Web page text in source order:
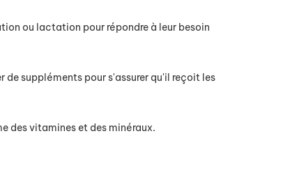
ou lactation pour répondre à leur besoin
suppléments pour s'assurer qu'il reçoit les
des vitamines et des minéraux.